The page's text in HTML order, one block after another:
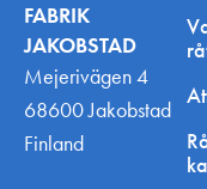
FABRIK
JAKOBSTAD
Mejerivägen 4
68600 Jakobstad
Finland